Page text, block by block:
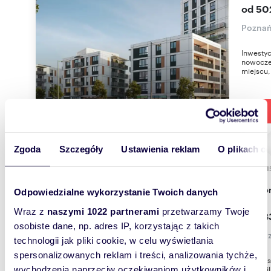
Zgoda Szczegóły Ustawienia reklam O plikach
Odpowiedzialne wykorzystanie Twoich danych
Wraz z naszymi 1022 partnerami przetwarzamy Twoje
osobiste dane, np. adres IP, korzystając z takich
technologii jak pliki cookie, w celu wyświetlania
spersonalizowanych reklam i treści, analizowania tychże,
od
141 -
od 1
Dom w
2027